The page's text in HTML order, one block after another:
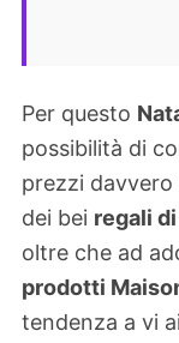
Per questo
possibilità di
prezzi davvero
dei bei regali
oltre che ad
prodotti
tendenza a vi